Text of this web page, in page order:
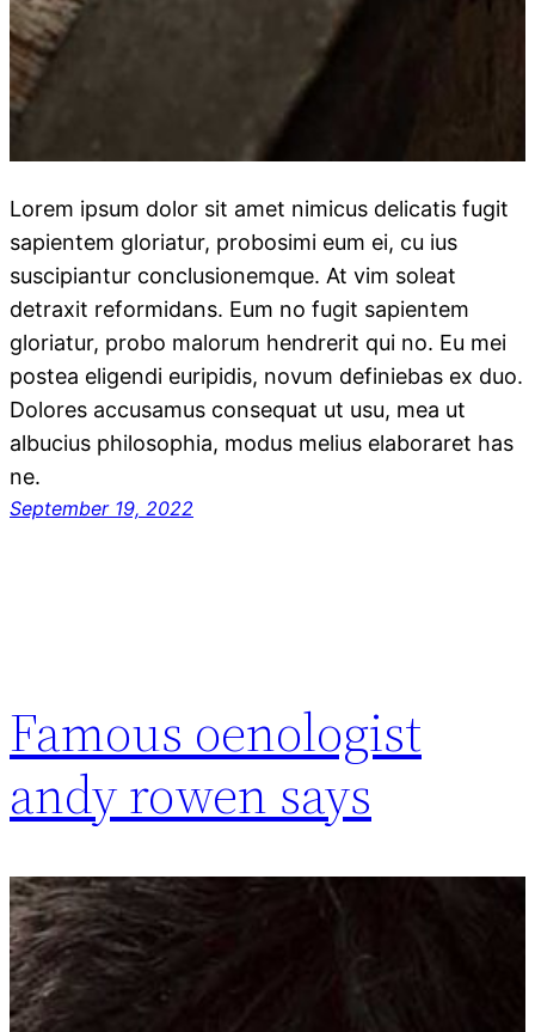
Lorem ipsum dolor sit amet nimicus delicatis fugit
sapientem gloriatur, probosimi eum ei, cu ius
suscipiantur conclusionemque. At vim soleat
detraxit reformidans. Eum no fugit sapientem
gloriatur, probo malorum hendrerit qui no. Eu mei
postea eligendi euripidis, novum definiebas ex duo.
Dolores accusamus consequat ut usu, mea ut
albucius philosophia, modus melius elaboraret has
ne.
September 19, 2022
Famous oenologist
andy rowen says